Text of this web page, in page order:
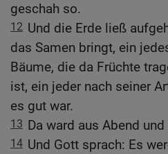
geschah so.
12 Und die Erde ließ
das Samen bringt, ein
Bäume, die da Früchte
ist, ein jeder nach seiner
es gut war.
13 Da ward aus Abend
14 Und Gott sprach: Es